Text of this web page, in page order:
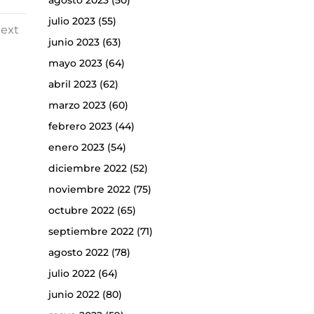
julio 2023(55)
junio 2023(63)
mayo 2023(64)
abril 2023(62)
marzo 2023(60)
febrero 2023(44)
enero 2023(54)
diciembre 2022(52)
noviembre 2022(75)
octubre 2022(65)
septiembre 2022(71)
agosto 2022(78)
julio 2022(64)
junio 2022(80)